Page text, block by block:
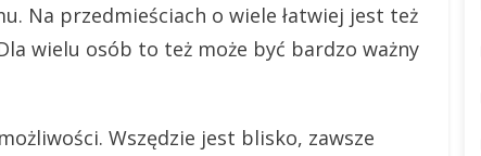
Na przedmieściach o wiele łatwiej jest też
wielu osób to też może być bardzo ważny
Wszędzie jest blisko, zawsze